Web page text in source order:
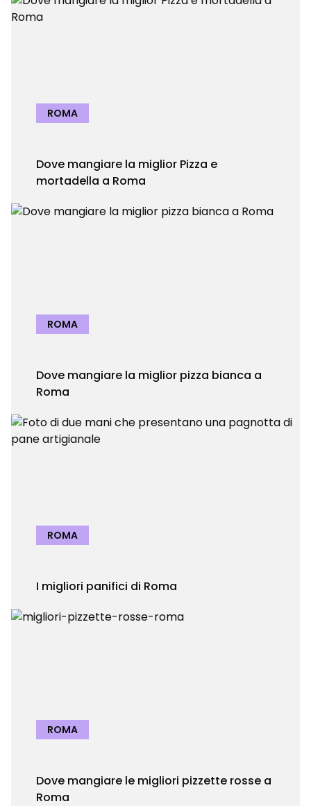
ROMA
Dove mangiare la miglior Pizza e
mortadella a Roma
ROMA
Dove mangiare la miglior pizza bianca a
Roma
ROMA
I migliori panifici di Roma
ROMA
Dove mangiare le migliori pizzette rosse a
Roma